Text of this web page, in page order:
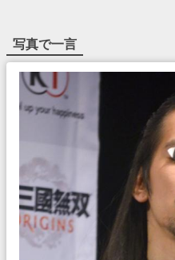
写真で一言